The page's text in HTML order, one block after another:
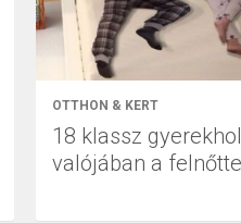
OTTHON & KERT
18 klassz
valójában a